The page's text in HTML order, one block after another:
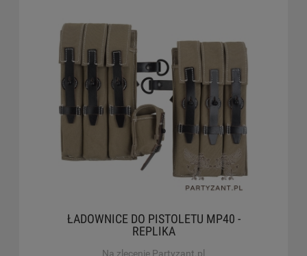
ŁADOWNICE DO PISTOLETU MP40 -
REPLIKA
Na zlecenie Partyzant.pl